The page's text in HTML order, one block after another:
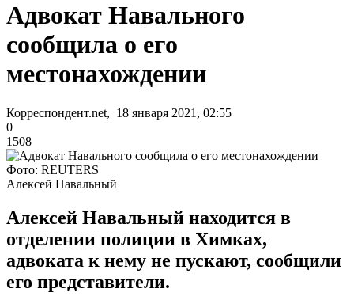
Адвокат Навального
сообщила о его
местонахождении
Корреспондент.net, 18 января 2021, 02:55
0
1508
Фото: REUTERS
Алексей Навальный
Алексей Навальный находится в
отделении полиции в Химках,
адвоката к нему не пускают, сообщили
его представители.